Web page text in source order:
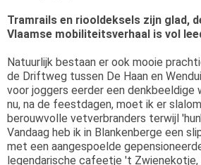
Tramrails en riooldeksels zijn glad,
Vlaamse mobiliteitsverhaal is vol
Natuurlijk bestaan er ook mooie
de Driftweg tussen De Haan en
voor joggers eerder een denkbeeldige
nu, na de feestdagen, moet ik er
berouwvolle vetverbranders terwijl
Vandaag heb ik in Blankenberge een
met een aangespoelde
legendarische cafeetje 't Zwienekotje,